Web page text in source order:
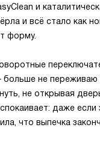
и
и всё стало как
форму.
не
не открывая
даже
что выпечка